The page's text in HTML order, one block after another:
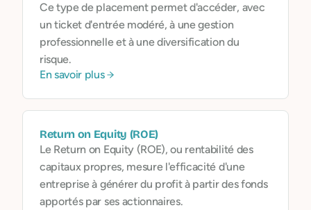
Ce type de placement permet d'accéder, avec
un ticket d'entrée modéré, à une gestion
professionnelle et à une diversification du
risque.
En savoir plus
Return on Equity (ROE)
Le Return on Equity (ROE), ou rentabilité des
capitaux propres, mesure l'efficacité d'une
entreprise à générer du profit à partir des fonds
apportés par ses actionnaires.